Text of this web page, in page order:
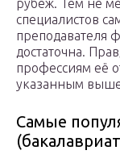
рубеж. Тем не
специалистов
преподавателя
достаточна.
профессиям её
указанным
Самые